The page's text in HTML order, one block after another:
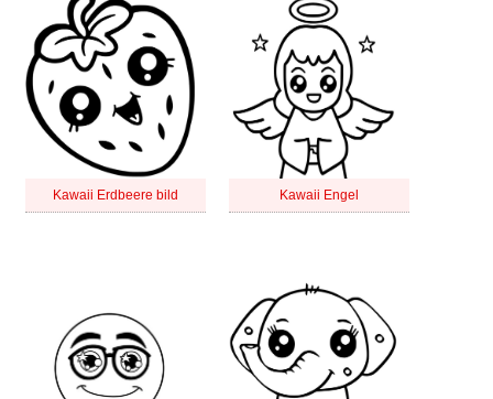
Kawaii Erdbeere bild Kawaii Engel